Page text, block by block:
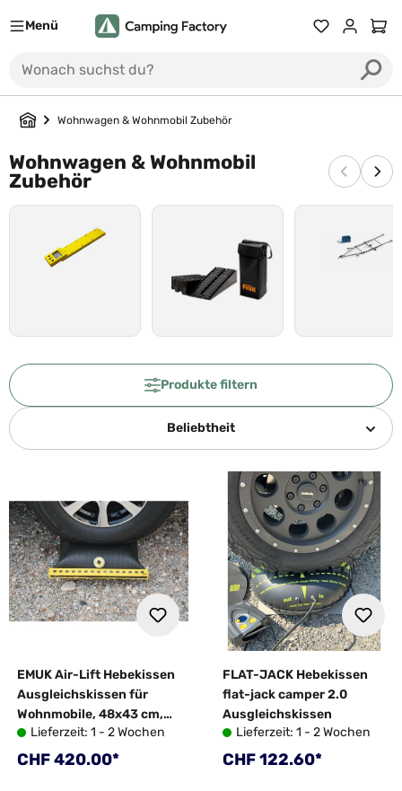
Menü Du hast 0
Wohnwagen & Wohnmobil Zubehör
Wohnwagen & Wohnmobil
Zubehör
Vorherige
Produkte filtern
Beliebtheit
EMUK Air-Lift Hebekissen
Ausgleichskissen für
Wohnmobile, 48x43 cm,
2er-Set
Lieferzeit: 1 - 2 Wochen
Regulärer Preis:
CHF 420.00*
FLAT-JACK Hebekissen
flat-jack camper 2.0
Ausgleichskissen
Lieferzeit: 1 - 2 Wochen
Regulärer Preis:
CHF 122.60*